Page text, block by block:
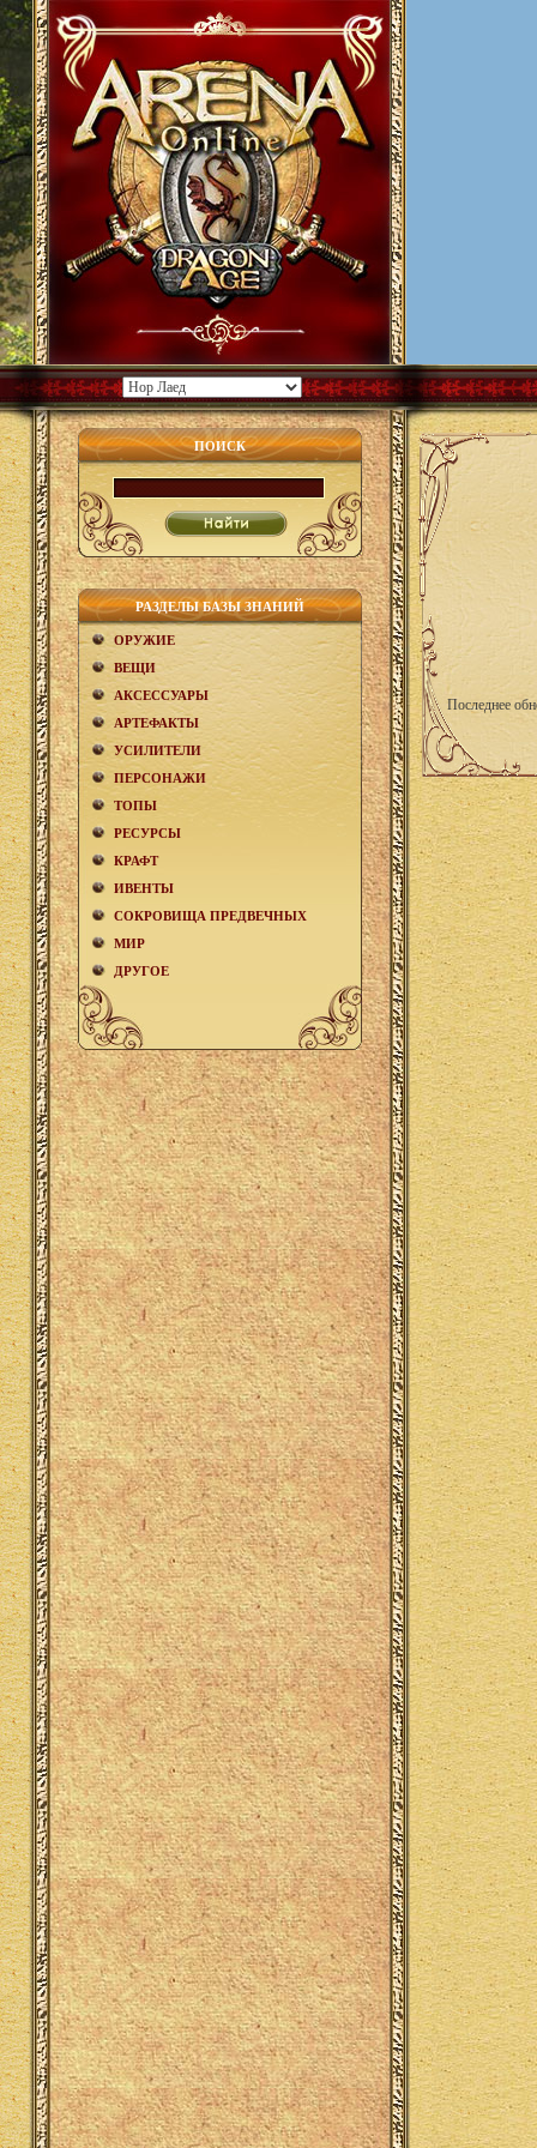
ПОИСК
РАЗДЕЛЫ БАЗЫ ЗНАНИЙ
ОРУЖИЕ
ВЕЩИ
АКCЕСCУАРЫ
АРТЕФАКТЫ
УСИЛИТЕЛИ
ПЕРСОНАЖИ
ТОПЫ
РЕСУРСЫ
КРАФТ
ИВЕНТЫ
СОКРОВИЩА ПРЕДВЕЧНЫХ
МИР
ДРУГОЕ
Последнее